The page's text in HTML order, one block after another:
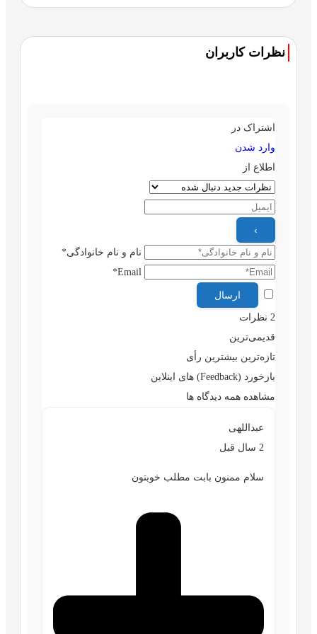
نظرات کاربران
اشتراک در
وارد شدن
اطلاع از
نام و نام خانوادگی*
Email*
2 نظرات
قدیمی‌ترین
تازه‌ترین بیشترین رأی
بازخورد (Feedback) های اینلاین
مشاهده همه دیدگاه ها
عبداللهی
2 سال قبل
سلام ممنون بابت مطلب خوبتون